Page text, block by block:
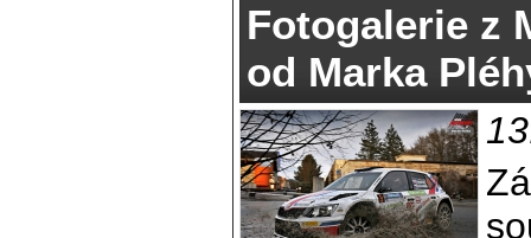
Fotogalerie z
od Marka